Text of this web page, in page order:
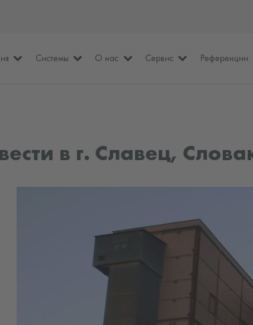
Системы О нас Сервис Референции
в г. Славец,